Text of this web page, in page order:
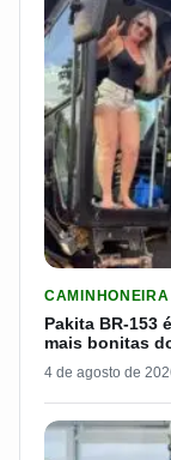
CAMINHONEIRA
Pakita BR-153
mais bonitas
4 de agosto de